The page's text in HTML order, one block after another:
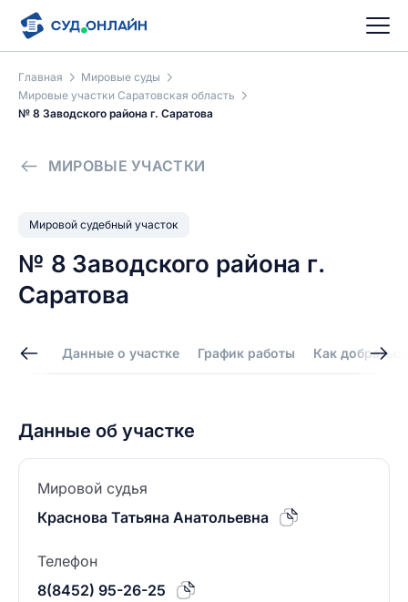
Главная
Мировые суды
Мировые участки Саратовская область
№ 8 Заводского района г. Саратова
МИРОВЫЕ УЧАСТКИ
Мировой судебный участок
№ 8 Заводского района г.
Саратова
Данные о участке График работы Как добраться
Данные об участке
Мировой судья
Краснова Татьяна Анатольевна
Телефон
8(8452) 95-26-25